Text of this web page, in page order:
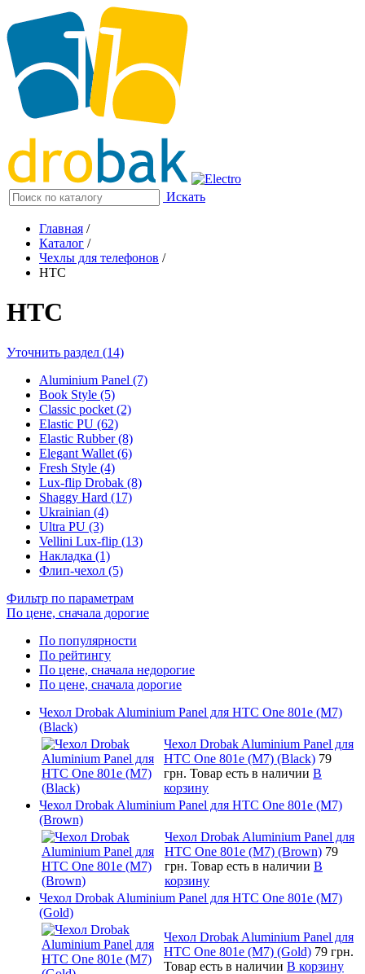
Искать
Главная /
Каталог /
Чехлы для телефонов /
HTC
HTC
Уточнить раздел (14)
Aluminium Panel (7)
Book Style (5)
Classic pocket (2)
Elastic PU (62)
Elastic Rubber (8)
Elegant Wallet (6)
Fresh Style (4)
Lux-flip Drobak (8)
Shaggy Hard (17)
Ukrainian (4)
Ultra PU (3)
Vellini Lux-flip (13)
Накладка (1)
Флип-чехол (5)
Фильтр по параметрам
По цене, сначала дорогие
По популярности
По рейтингу
По цене, сначала недорогие
По цене, сначала дорогие
Чехол Drobak Aluminium Panel для HTC One 801e (M7)
(Black)
Чехол Drobak Aluminium Panel для
HTC One 801e (M7) (Black) 79
грн. Товар есть в наличии В
корзину
Чехол Drobak Aluminium Panel для HTC One 801e (M7)
(Brown)
Чехол Drobak Aluminium Panel для
HTC One 801e (M7) (Brown) 79
грн. Товар есть в наличии В
корзину
Чехол Drobak Aluminium Panel для HTC One 801e (M7)
(Gold)
Чехол Drobak Aluminium Panel для
HTC One 801e (M7) (Gold) 79 грн.
Товар есть в наличии В корзину